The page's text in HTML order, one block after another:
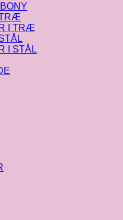
I TRÆ
I STÅL